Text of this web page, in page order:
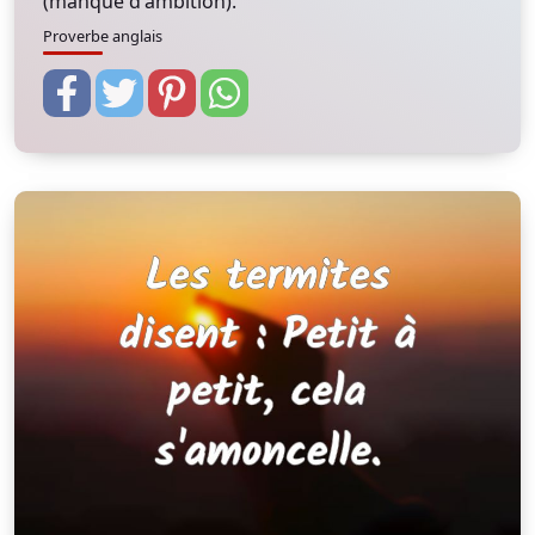
Proverbe anglais